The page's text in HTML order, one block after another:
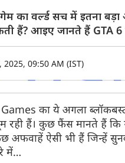
का वर्ल्ड सच में इतना बड़ा
आइए जानते हैं GTA 6
09:50 AM (IST)
का ये अगला
हैं। कुछ फैंस मानते हैं कि
अफवाहें ऐसी भी हैं जिन्हें
में…